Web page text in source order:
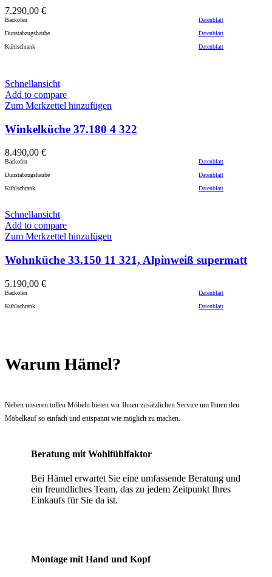
7.290,00 €
Backofen
Datenblatt
Dunstabzugshaube
Datenblatt
Kühlschrank
Datenblatt
Schnellansicht
Add to compare
Zum Merkzettel hinzufügen
Winkelküche 37.180 4 322
8.490,00 €
Backofen
Datenblatt
Dunstabzugshaube
Datenblatt
Kühlschrank
Datenblatt
Schnellansicht
Add to compare
Zum Merkzettel hinzufügen
Wohnküche 33.150 11 321, Alpinweiß supermatt
5.190,00 €
Backofen
Datenblatt
Kühlschrank
Datenblatt
Warum Hämel?
Neben unseren tollen Möbeln bieten wir Ihnen zusätzlichen Service um Ihnen den
Möbelkauf so einfach und entspannt wie möglich zu machen.
Beratung mit Wohlfühlfaktor
Bei Hämel erwartet Sie eine umfassende Beratung und
ein freundliches Team, das zu jedem Zeitpunkt Ihres
Einkaufs für Sie da ist.
Montage mit Hand und Kopf